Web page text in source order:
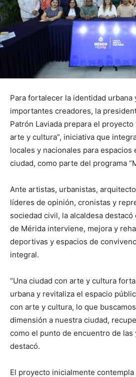
Para fortalecer la identidad urbana
importantes creadores, la
Patrón Laviada prepara el proyecto
arte y cultura”, iniciativa que
locales y nacionales para espacios
ciudad, como parte del programa
Ante artistas, urbanistas,
líderes de opinión, cronistas y
sociedad civil, la alcaldesa
de Mérida interviene, mejora y
deportivas y espacios de
integral.
“Una ciudad con arte y cultura
urbana y revitaliza el espacio
con arte y cultura, lo que
dimensión a nuestra ciudad,
como el punto de encuentro de las
destacó.
El proyecto inicialmente